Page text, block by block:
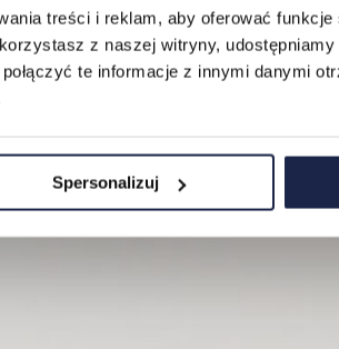
treści i reklam, aby oferować funkcje
z naszej witryny, udostępniamy
te informacje z innymi danymi
Spersonalizuj